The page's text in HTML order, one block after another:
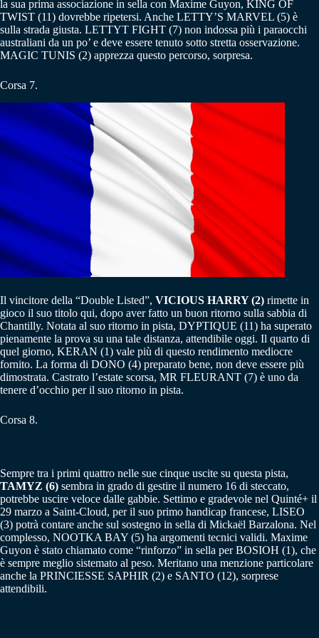
la sua prima associazione in sella con Maxime Guyon, KING OF
TWIST (11) dovrebbe ripetersi. Anche LETTY’S MARVEL (5) è
sulla strada giusta. LETTYT FIGHT (7) non indossa più i paraocchi
australiani da un po’ e deve essere tenuto sotto stretta osservazione.
MAGIC TUNIS (2) apprezza questo percorso, sorpresa.
Corsa 7.
Il vincitore della “Double Listed”, VICIOUS HARRY (2) rimette in
gioco il suo titolo qui, dopo aver fatto un buon ritorno sulla sabbia di
Chantilly. Notata al suo ritorno in pista, DYPTIQUE (11) ha superato
pienamente la prova su una tale distanza, attendibile oggi. Il quarto di
quel giorno, KERAN (1) vale più di questo rendimento mediocre
fornito. La forma di DONO (4) preparato bene, non deve essere più
dimostrata. Castrato l’estate scorsa, MR FLEURANT (7) è uno da
tenere d’occhio per il suo ritorno in pista.
Corsa 8.
Sempre tra i primi quattro nelle sue cinque uscite su questa pista,
TAMYZ (6) sembra in grado di gestire il numero 16 di steccato,
potrebbe uscire veloce dalle gabbie. Settimo e gradevole nel Quinté+ il
29 marzo a Saint-Cloud, per il suo primo handicap francese, LISEO
(3) potrà contare anche sul sostegno in sella di Mickaël Barzalona. Nel
complesso, NOOTKA BAY (5) ha argomenti tecnici validi. Maxime
Guyon è stato chiamato come “rinforzo” in sella per BOSIOH (1), che
è sempre meglio sistemato al peso. Meritano una menzione particolare
anche la PRINCIESSE SAPHIR (2) e SANTO (12), sorprese
attendibili.